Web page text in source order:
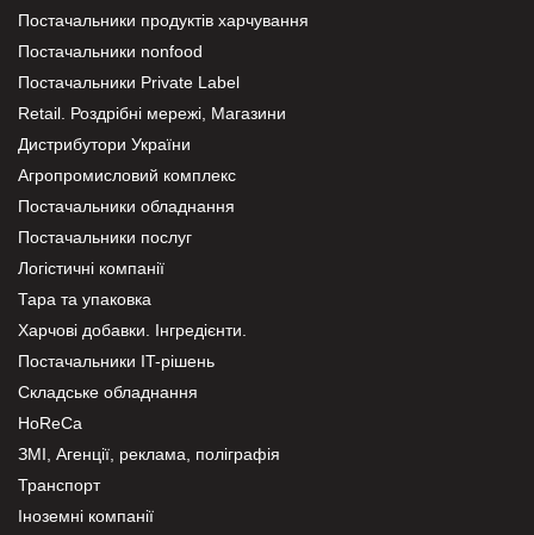
Постачальники продуктів харчування
Постачальники nonfood
Постачальники Private Label
Retail. Роздрібні мережі, Магазини
Дистрибутори України
Агропромисловий комплекс
Постачальники обладнання
Постачальники послуг
Логістичні компанії
Тара та упаковка
Харчові добавки. Інгредієнти.
Постачальники IT-рішень
Складське обладнання
HoReCa
ЗМІ, Агенції, реклама, поліграфія
Транспорт
Іноземні компанії